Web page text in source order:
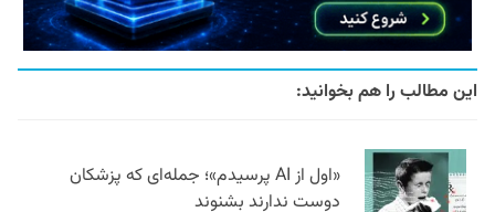
این مطالب را هم بخوانید:
«اول از AI پرسیدم»؛ جمله‌ای که پزشکان
دوست ندارند بشنوند